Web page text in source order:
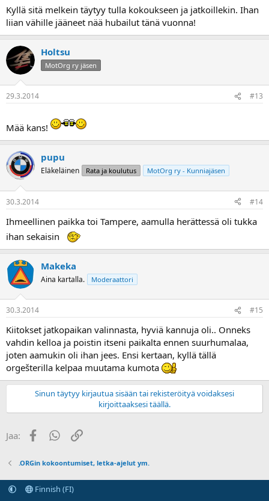
Kyllä sitä melkein täytyy tulla kokoukseen ja jatkoillekin. Ihan
liian vähille jääneet nää hubailut tänä vuonna!
Holtsu
MotOrg ry jäsen
29.3.2014 #13
Mää kans!
pupu
Eläkeläinen Rata ja koulutus MotOrg ry - Kunniajäsen
30.3.2014 #14
Ihmeellinen paikka toi Tampere, aamulla herättessä oli tukka
ihan sekaisin
Makeka
Aina kartalla. Moderaattori
30.3.2014 #15
Kiitokset jatkopaikan valinnasta, hyviä kannuja oli.. Onneks
vahdin kelloa ja poistin itseni paikalta ennen suurhumalaa,
joten aamukin oli ihan jees. Ensi kertaan, kyllä tällä
orgešterilla kelpaa muutama kumota
Sinun täytyy kirjautua sisään tai rekisteröityä voidaksesi
kirjoittaaksesi täällä.
Jaa: FacebookWhatsApp
Linkki
.ORGin kokoontumiset, letka-ajelut ym.
Finnish (FI)